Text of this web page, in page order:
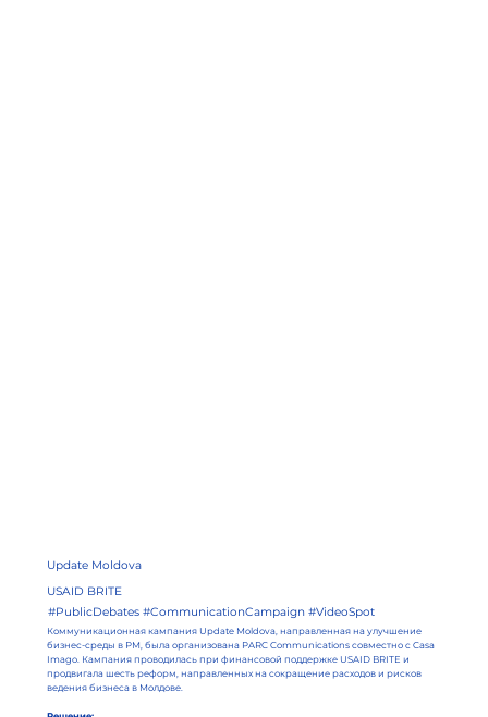
Update Moldova
USAID BRITE
#PublicDebates #CommunicationCampaign #VideoSpot
Коммуникационная кампания Update Moldova, направленная на улучшение
бизнес-среды в РМ, была организована PARC Communications совместно с Casa
Imago. Кампания проводилась при финансовой поддержке USAID BRITE и
продвигала шесть реформ, направленных на сокращение расходов и рисков
ведения бизнеса в Молдове.